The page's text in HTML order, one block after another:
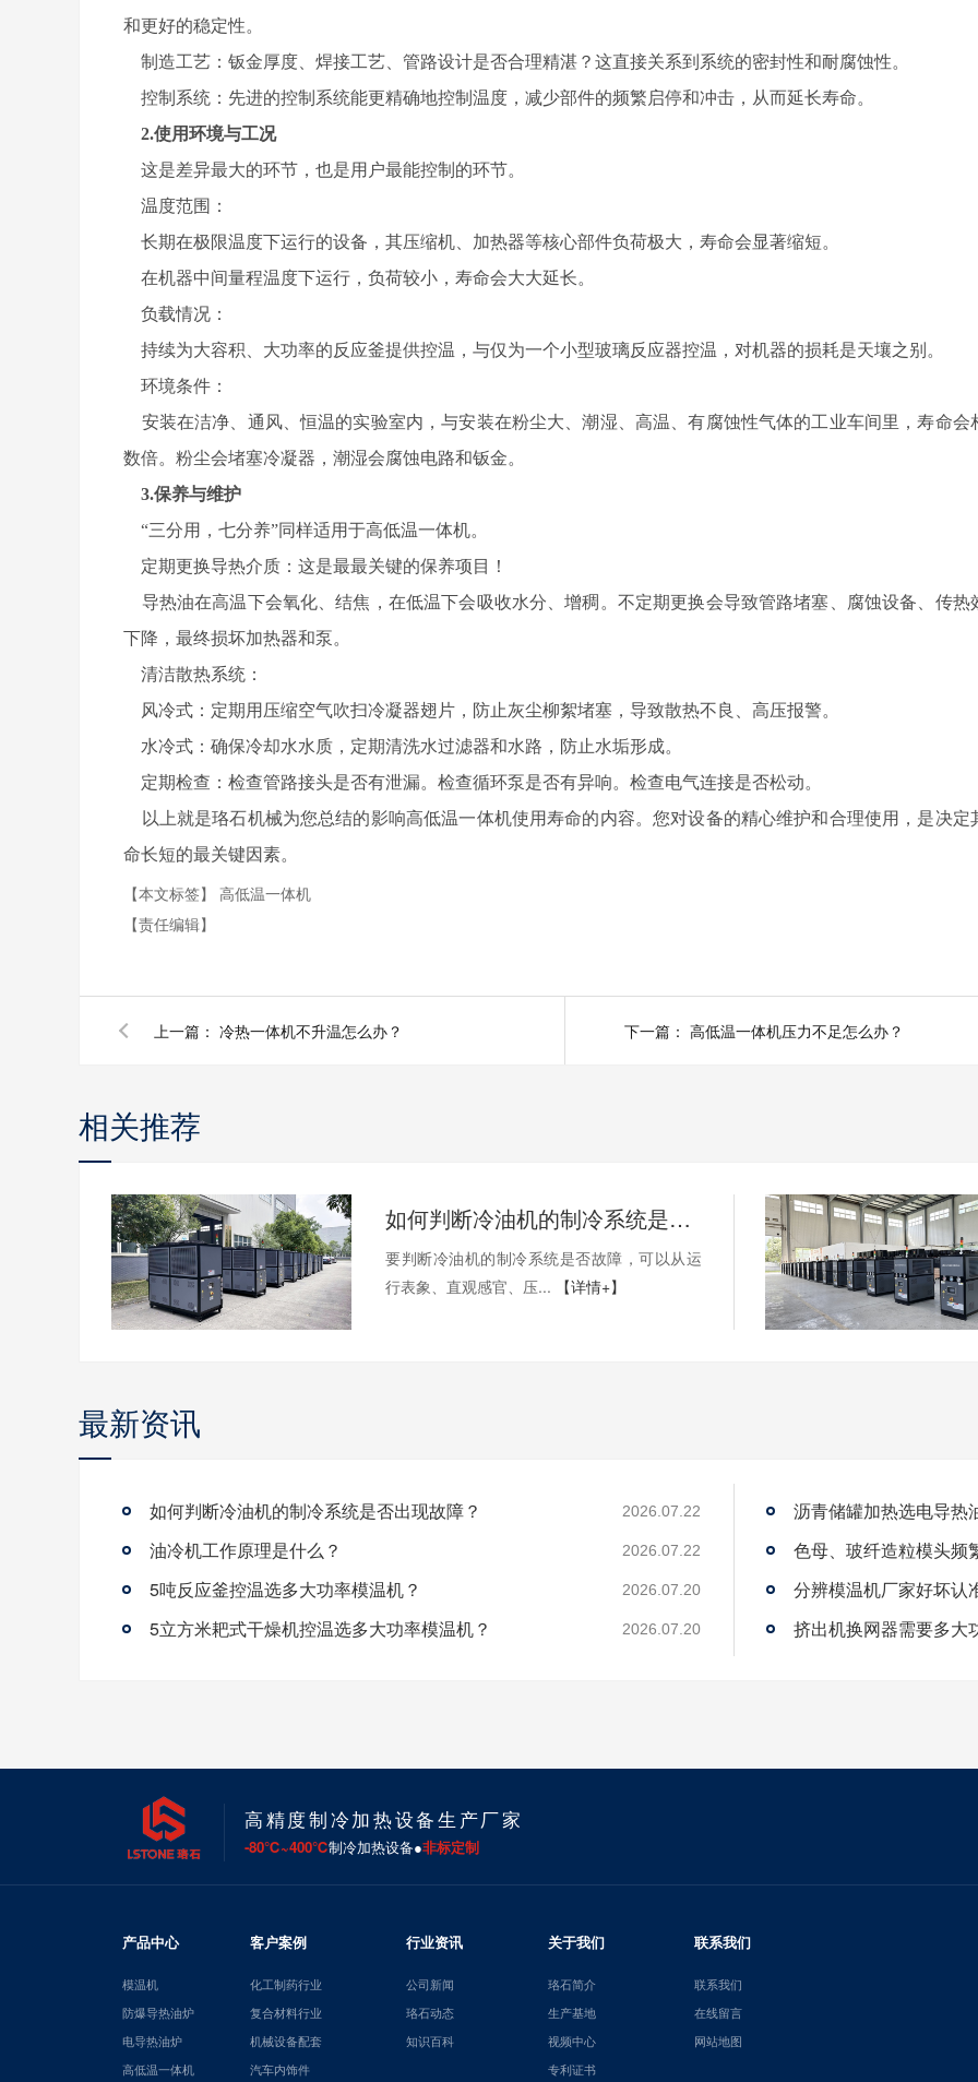
和更好的稳定性。
制造工艺：钣金厚度、焊接工艺、管路设计是否合理精湛？这直接关系到系统的密封性和耐腐蚀性。
控制系统：先进的控制系统能更精确地控制温度，减少部件的频繁启停和冲击，从而延长寿命。
2.使用环境与工况
这是差异最大的环节，也是用户最能控制的环节。
温度范围：
长期在极限温度下运行的设备，其压缩机、加热器等核心部件负荷极大，寿命会显著缩短。
在机器中间量程温度下运行，负荷较小，寿命会大大延长。
负载情况：
持续为大容积、大功率的反应釜提供控温，与仅为一个小型玻璃反应器控温，对机器的损耗是天壤之别。
环境条件：
安装在洁净、通风、恒温的实验室内，与安装在粉尘大、潮湿、高温、有腐蚀性气体的工业车间里，寿命会
数倍。粉尘会堵塞冷凝器，潮湿会腐蚀电路和钣金。
3.保养与维护
“三分用，七分养”同样适用于高低温一体机。
定期更换导热介质：这是最最关键的保养项目！
导热油在高温下会氧化、结焦，在低温下会吸收水分、增稠。不定期更换会导致管路堵塞、腐蚀设备、传热
下降，最终损坏加热器和泵。
清洁散热系统：
风冷式：定期用压缩空气吹扫冷凝器翅片，防止灰尘柳絮堵塞，导致散热不良、高压报警。
水冷式：确保冷却水水质，定期清洗水过滤器和水路，防止水垢形成。
定期检查： 检查管路接头是否有泄漏。 检查循环泵是否有异响。 检查电气连接是否松动。
以上就是珞石机械为您总结的影响高低温一体机使用寿命的内容。您对设备的精心维护和合理使用，是决定
命长短的最关键因素。
【本文标签】 高低温一体机
【责任编辑】
上一篇： 冷热一体机不升温怎么办？ 下一篇： 高低温一体机压力不足怎么办？
相关推荐
如何判断冷油机的制冷系统是否出现故障？
要判断冷油机的制冷系统是否故障，可以从运
行表象、直观感官、压...
【详情+】
最新资讯
如何判断冷油机的制冷系统是否出现故障？ 2026.07.22
油冷机工作原理是什么？ 2026.07.22
5吨反应釜控温选多大功率模温机？ 2026.07.20
5立方米耙式干燥机控温选多大功率模温机？ 2026.07.20
沥青储罐加热选电导热
挤出机换网器需要多大
高精度制冷加热设备生产厂家
-80℃~400℃制冷加热设备●非标定制
产品中心
模温机
防爆导热油炉
电导热油炉
高低温一体机
客户案例
化工制药行业
复合材料行业
机械设备配套
汽车内饰件
行业资讯
公司新闻
珞石动态
知识百科
关于我们
珞石简介
生产基地
视频中心
专利证书
联系我们
联系我们
在线留言
网站地图